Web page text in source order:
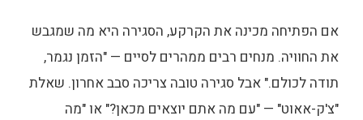
אם הפתיחה מכינה את הקרקע, הסגירה היא מה שמגבש
את החוויה. מנחים רבים ממהרים לסיים — "הזמן נגמר,
תודה לכולם." אבל סגירה טובה צריכה סבב אחרון. שאלת
"צ'ק-אאוט" — "עם מה אתם יוצאים מכאן?" או "מה